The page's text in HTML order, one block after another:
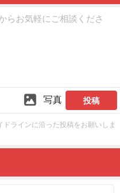
写真 投稿
ドラインに沿った投稿をお願いしま